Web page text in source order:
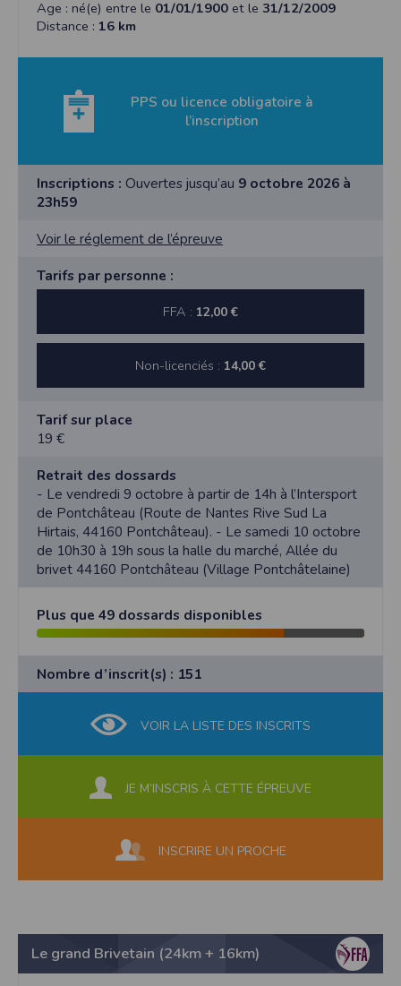
Age : né(e) entre le 01/01/1900 et le 31/12/2009
Distance : 16 km
PPS ou licence obligatoire à
l’inscription
Inscriptions : Ouvertes jusqu’au 9 octobre 2026 à
23h59
Voir le réglement de l’épreuve
Tarifs par personne :
FFA : 12,00 €
Non-licenciés : 14,00 €
Tarif sur place
19 €
Retrait des dossards
- Le vendredi 9 octobre à partir de 14h à l’Intersport
de Pontchâteau (Route de Nantes Rive Sud La
Hirtais, 44160 Pontchâteau). - Le samedi 10 octobre
de 10h30 à 19h sous la halle du marché, Allée du
brivet 44160 Pontchâteau (Village Pontchâtelaine)
Plus que 49 dossards disponibles
Nombre d’inscrit(s) : 151
VOIR LA LISTE DES INSCRITS
JE M’INSCRIS À CETTE ÉPREUVE
INSCRIRE UN PROCHE
Le grand Brivetain (24km + 16km)